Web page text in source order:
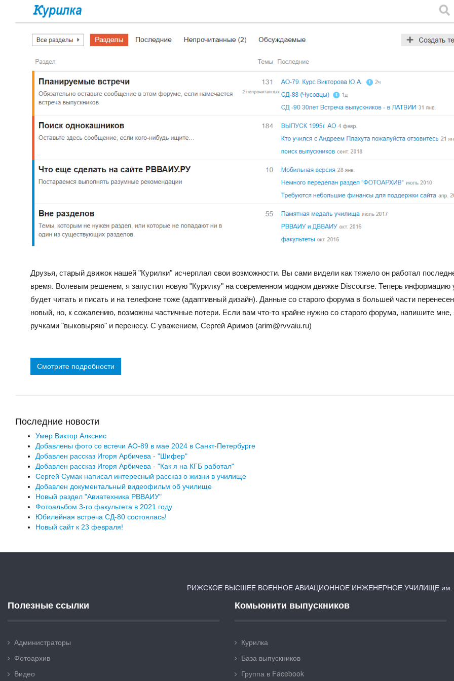
Друзья, старый движок нашей "Курилки" исчерплал свои возможности. Вы сами видели как тяжело он работал
время. Волевым решенем, я запустил новую "Курилку" на современном модном движке Discourse. Теперь информацию
будет читать и писать и на телефоне тоже (адаптивный дизайн). Данные со старого форума в большей части
новый, но, к сожалению, возможны частичные потери. Если вам что-то крайне нужно со старого форума, напишите мне,
ручками "выковыряю" и перенесу. С уважением, Сергей Аримов (arim@rvvaiu.ru)
Смотрите подробности
Последние новости
Умер Виктор Алкснис
Добавлены фото со встечи АО-89 в мае 2024 в Санкт-Петербурге
Добавлен рассказ Игоря Арбичева - "Шифер"
Добавлен рассказ Игоря Арбичева - "Как я на КГБ работал"
Сергей Сумак написал интересный рассказ о жизни в училище
Добавлен документальный видеофильм об училище
Новый раздел "Авиатехника РВВАИУ"
Фотоальбом 3-го факультета в 2021 году
Юбилейная встреча СД-80 состоялась!
Новый сайт к 23 февраля!
РИЖСКОЕ ВЫСШЕЕ ВОЕННОЕ АВИАЦИОННОЕ ИНЖЕНЕРНОЕ УЧИЛИЩЕ им.
Полезные ссылки
Администраторы
Фотоархив
Видео
Комьюнити выпускников
Курилка
База выпускников
Группа в Facebook